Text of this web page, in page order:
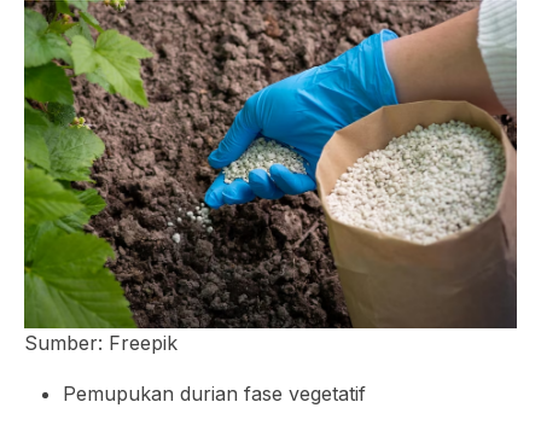
Sumber: Freepik
Pemupukan durian fase vegetatif